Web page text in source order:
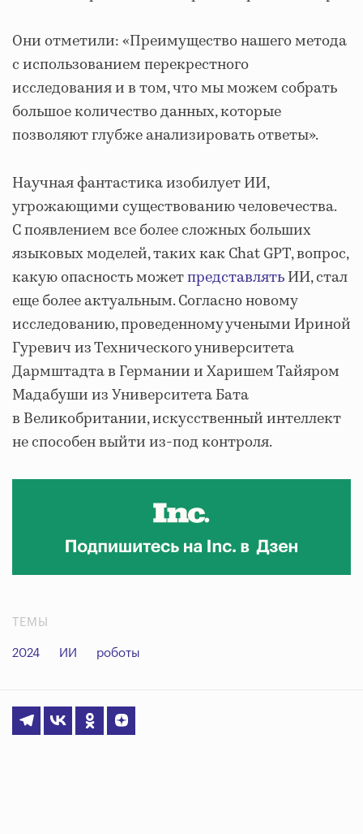
Они отметили: «Преимущество нашего метода
с использованием перекрестного
исследования и в том, что мы можем собрать
большое количество данных, которые
позволяют глубже анализировать ответы».
Научная фантастика изобилует ИИ,
угрожающими существованию человечества.
С появлением все более сложных больших
языковых моделей, таких как Chat GPT, вопрос,
какую опасность можетпредставлятьИИ, стал
еще более актуальным. Согласно новому
исследованию, проведенному учеными Ириной
Гуревич из Технического университета
Дармштадта в Германии и Харишем Тайяром
Мадабуши из Университета Бата
в Великобритании, искусственный интеллект
не способен выйти из-под контроля.
ТЕМЫ
2024 ИИ роботы